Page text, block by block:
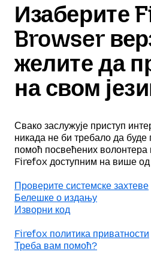
Изаберите
Browser
желите да
на свом
Свако заслужује приступ
никада не би требало да буде
помоћ посвећених
Firefox доступним на више од
Проверите системске захтеве
Белешке о издању
Изворни код
Firefox политика приватности
Треба вам помоћ?